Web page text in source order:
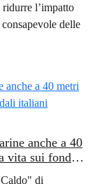
l’impatto
delle
anche a 40
vita sui fondali
di